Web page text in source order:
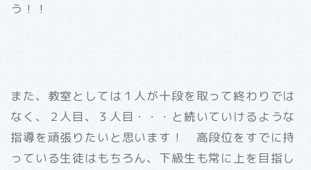
う！！
また、教室としては１人が十段を取って終わりでは
なく、２人目、３人目・・・と続いていけるような
指導を頑張りたいと思います！ 高段位をすでに持
っている生徒はもちろん、下級生も常に上を目指し